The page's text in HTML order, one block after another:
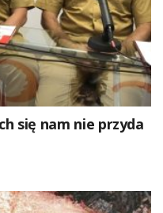
się nam nie przyda